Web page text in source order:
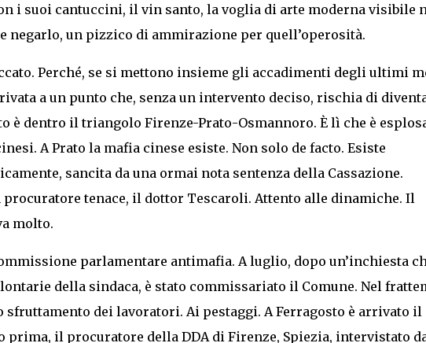
i suoi cantuccini, il vin santo, la voglia di arte moderna visibile
negarlo, un pizzico di ammirazione per quell’operosità.
Perché, se si mettono insieme gli accadimenti degli ultimi
a un punto che, senza un intervento deciso, rischia di
è dentro il triangolo Firenze-Prato-Osmannoro. È lì che è
A Prato la mafia cinese esiste. Non solo de facto. Esiste
sancita da una ormai nota sentenza della Cassazione.
procuratore tenace, il dottor Tescaroli. Attento alle dinamiche. Il
molto.
parlamentare antimafia. A luglio, dopo un’inchiesta
della sindaca, è stato commissariato il Comune. Nel
sfruttamento dei lavoratori. Ai pestaggi. A Ferragosto è arrivato il
il procuratore della DDA di Firenze, Spiezia, intervistato